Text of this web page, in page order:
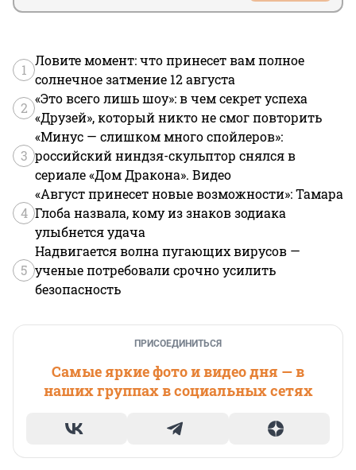
1
Ловите момент: что принесет вам полное
солнечное затмение 12 августа
2
«Это всего лишь шоу»: в чем секрет успеха
«Друзей», который никто не смог повторить
3
«Минус — слишком много спойлеров»:
российский ниндзя-скульптор снялся в
сериале «Дом Дракона». Видео
4
«Август принесет новые возможности»: Тамара
Глоба назвала, кому из знаков зодиака
улыбнется удача
5
Надвигается волна пугающих вирусов —
ученые потребовали срочно усилить
безопасность
ПРИСОЕДИНИТЬСЯ
Самые яркие фото и видео дня — в
наших группах в социальных сетях